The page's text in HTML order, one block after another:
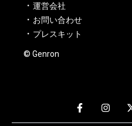
運営会社
お問い合わせ
プレスキット
© Genron